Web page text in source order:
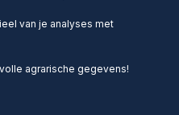
van je analyses met
agrarische gegevens!